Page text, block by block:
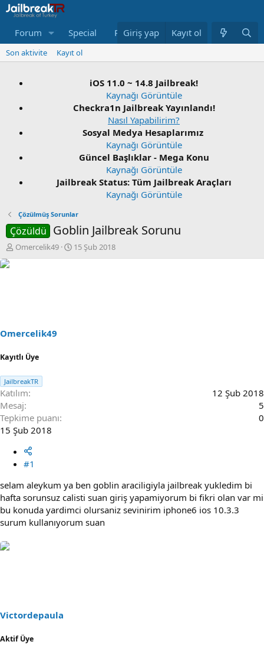
Forum Special Repo Neler Yeni Bağış Yap
Giriş yap Kayıt ol
Son aktivite Kayıt ol
iOS 11.0 ~ 14.8 Jailbreak!
Kaynağı Görüntüle
Checkra1n Jailbreak Yayınlandı!
Nasıl Yapabilirim?
Sosyal Medya Hesaplarımız
Kaynağı Görüntüle
Güncel Başlıklar - Mega Konu
Kaynağı Görüntüle
Jailbreak Status: Tüm Jailbreak Araçları
Kaynağı Görüntüle
Çözülmüş Sorunlar
Çözüldü Goblin Jailbreak Sorunu
K
o
b
Omercelik49
B
a
15 Şub 2018
Omercelik49
Kayıtlı Üye
JailbreakTR
Katılım
12 Şub 2018
Mesaj
5
Tepkime puanı
0
15 Şub 2018
#1
selam aleykum ya ben goblin araciligiyla jailbreak yukledim bi
hafta sorunsuz calisti suan giriş yapamiyorum bi fikri olan var mi
bu konuda yardimci olursaniz sevinirim iphone6 ios 10.3.3
surum kullanıyorum suan
Victordepaula
Aktif Üye